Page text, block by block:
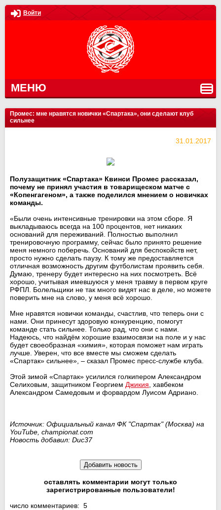
Войти
МЕНЮ
Промес: мне нравятся новички «Спартака», они сделают клуб
сильнее
31.01.2017
Полузащитник «Спартака» Квинси Промес рассказал,
почему не принял участия в товарищеском матче с
«Копенгагеном», а также поделился мнением о новичках
команды.
«Были очень интенсивные тренировки на этом сборе. Я
выкладываюсь всегда на 100 процентов, нет никаких
оснований для переживаний. Полностью выполнил
тренировочную программу, сейчас было принято решение
меня немного поберечь. Оснований для беспокойств нет,
просто нужно сделать паузу. К тому же предоставляется
отличная возможность другим футболистам проявить себя.
Думаю, тренеру будет интересно на них посмотреть. Всё
хорошо, учитывая имевшуюся у меня травму в первом круге
РФПЛ. Болельщики не так много видят нас в деле, но можете
поверить мне на слово, у меня всё хорошо.
Мне нравятся новички команды, счастлив, что теперь они с
нами. Они принесут здоровую конкуренцию, помогут
команде стать сильнее. Только рад, что они с нами.
Надеюсь, что найдём хорошие взаимосвязи на поле и у нас
будет своеобразная «химия», которая поможет нам играть
лучше. Уверен, что все вместе мы сможем сделать
«Спартак» сильнее», – сказал Промес пресс-службе клуба.
Этой зимой «Спартак» усилился голкипером Александром
Селиховым, защитником Георгием Джикия , хавбеком
Александром Самедовым и форвардом Луисом Адриано.
Источник: Официальный канал ФК "Спартак" (Москва) на
YouTube, championat.com
Новость добавил: Duc37
оставлять комментарии могут только
зарегистрированные пользователи!
число комментариев: 5